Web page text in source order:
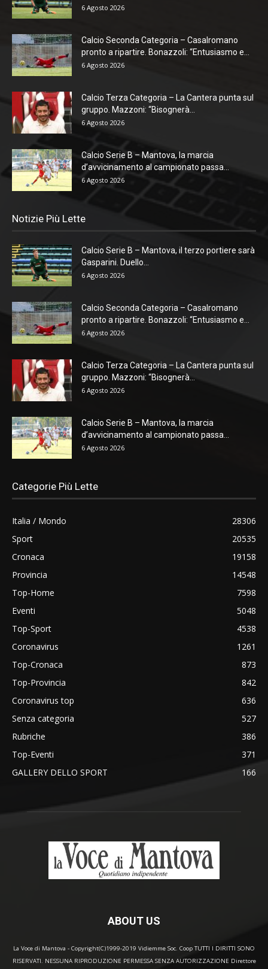
6 Agosto 2026
Calcio Seconda Categoria – Casalromano
pronto a ripartire. Bonazzoli: “Entusiasmo e...
6 Agosto 2026
Calcio Terza Categoria – La Cantera punta sul
gruppo. Mazzoni: “Bisognerà...
6 Agosto 2026
Calcio Serie B – Mantova, la marcia
d’avvicinamento al campionato passa...
6 Agosto 2026
Notizie Più Lette
Calcio Serie B – Mantova, il terzo portiere sarà
Gasparini. Duello...
6 Agosto 2026
Calcio Seconda Categoria – Casalromano
pronto a ripartire. Bonazzoli: “Entusiasmo e...
6 Agosto 2026
Calcio Terza Categoria – La Cantera punta sul
gruppo. Mazzoni: “Bisognerà...
6 Agosto 2026
Calcio Serie B – Mantova, la marcia
d’avvicinamento al campionato passa...
6 Agosto 2026
Categorie Più Lette
Italia / Mondo
28306
Sport
20535
Cronaca
19158
Provincia
14548
Top-Home
7598
Eventi
5048
Top-Sport
4538
Coronavirus
1261
Top-Cronaca
873
Top-Provincia
842
Coronavirus top
636
Senza categoria
527
Rubriche
386
Top-Eventi
371
GALLERY DELLO SPORT
166
ABOUT US
La Voce di Mantova - Copyright(C)1999-2019 Vidiemme Soc. Coop TUTTI I DIRITTI SONO
RISERVATI. NESSUNA RIPRODUZIONE PERMESSA SENZA AUTORIZZAZIONE Direttore